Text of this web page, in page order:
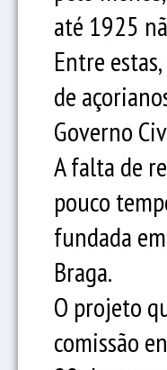
até 1925
Entre
de
Governo
A falta de
pouco
fundada
Braga.
O projeto
comissão